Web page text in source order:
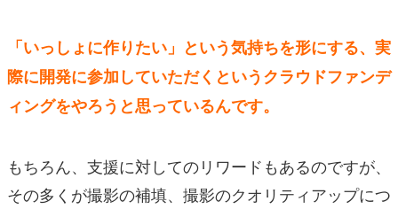
「いっしょに作りたい」という気持ちを形にする、実
際に開発に参加していただくというクラウドファンデ
ィングをやろうと思っているんです。
もちろん、支援に対してのリワードもあるのですが、
その多くが撮影の補填、撮影のクオリティアップにつ